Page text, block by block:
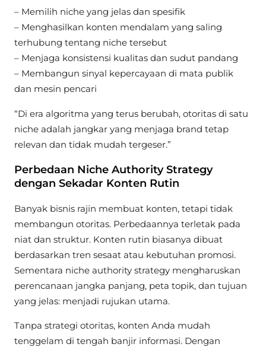
– Memilih niche yang jelas dan spesifik
– Menghasilkan konten mendalam yang saling
terhubung tentang niche tersebut
– Menjaga konsistensi kualitas dan sudut pandang
– Membangun sinyal kepercayaan di mata publik
dan mesin pencari
“Di era algoritma yang terus berubah, otoritas di satu
niche adalah jangkar yang menjaga brand tetap
relevan dan tidak mudah tergeser.”
Perbedaan Niche Authority Strategy
dengan Sekadar Konten Rutin
Banyak bisnis rajin membuat konten, tetapi tidak
membangun otoritas. Perbedaannya terletak pada
niat dan struktur. Konten rutin biasanya dibuat
berdasarkan tren sesaat atau kebutuhan promosi.
Sementara niche authority strategy mengharuskan
perencanaan jangka panjang, peta topik, dan tujuan
yang jelas: menjadi rujukan utama.
Tanpa strategi otoritas, konten Anda mudah
tenggelam di tengah banjir informasi. Dengan